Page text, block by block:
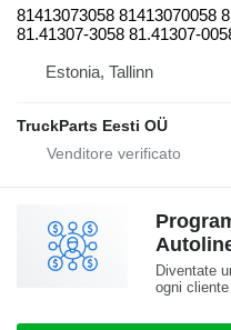
81413073058 81413070058
81.41307-3058 81.41307-
Estonia, Tallinn
TruckParts Eesti OÜ
Diventate
ogni